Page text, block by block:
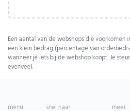
Een aantal van de webshops die voorkomen
een klein bedrag (percentage van
wanneer je iets bij de webshop koopt. Je
evenveel.
menu
snel naar
meer